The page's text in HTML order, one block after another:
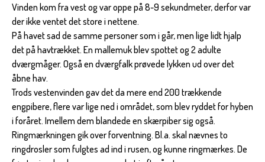
Vinden kom fra vest og var oppe på 8-9 sekundmeter, derfor var
der ikke ventet det store i nettene.
På havet sad de samme personer som i går, men lige lidt hjalp
det på havtrækket. En mallemuk blev spottet og 2 adulte
dværgmåger. Også en dværgfalk prøvede lykken ud over det
åbne hav.
Trods vestenvinden gav det da mere end 200 trækkende
engpibere, flere var lige ned i området, som blev ryddet for hyben
i foråret. Imellem dem blandede en skærpiber sig også.
Ringmærkningen gik over forventning. Bl.a. skal nævnes to
ringdrosler som fulgtes ad ind i rusen, og kunne ringmærkes. De